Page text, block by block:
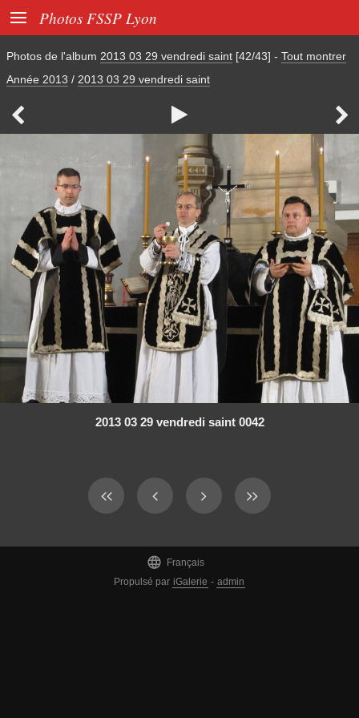
 Photos FSSP Lyon
Photos de l'album 2013 03 29 vendredi saint [42/43] - Tout montrer
Année 2013 / 2013 03 29 vendredi saint
  
2013 03 29 vendredi saint 0042

Français
Propulsé par iGalerie - admin